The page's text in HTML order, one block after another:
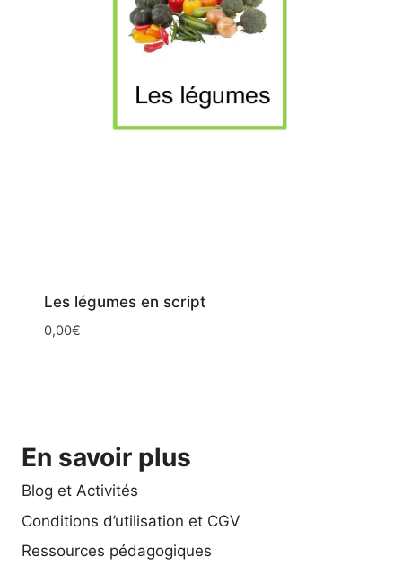
Les légumes en script
0,00€
En savoir plus
Blog et Activités
Conditions d’utilisation et CGV
Ressources pédagogiques